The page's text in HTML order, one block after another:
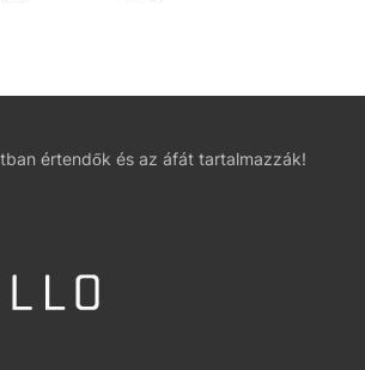
értendők és az áfát tartalmazzák!